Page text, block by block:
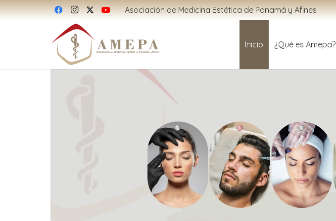
Asociación de Medicina Estética de Panamá y Afines
Inicio ¿Qué es Amepa?